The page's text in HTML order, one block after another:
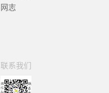
网志
联系我们